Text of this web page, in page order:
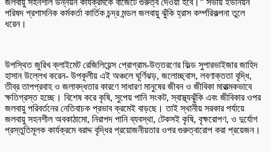
পরিষদ প্রশাসনিক কর্মকর্তা কার্তিক চন্দ্র মন্ডল জলবায়ু ঝুঁকি হ্রাস কর্ম্পরিকল্পনা তুলে
ধরেন।
উপস্থিত জুরিখ ক্লাইমেট রেজিলিয়েন্স প্রোগ্রাম-উত্তরণের ফিল্ড সুপারভাইজার জাহিদ
হাসান উল্লেখ করেন- উপকূলীয় এই অঞ্চলে ঘূর্ণিঝড়, জলোচ্ছ্বাস, লবণাক্ততা বৃদ্ধি,
তীব্র তাপপ্রবাহ ও জলাবদ্ধতার কারণে সাধারণ মানুষের জীবন ও জীবিকা মারাত্মকভাবে
ক্ষতিগ্রস্ত হচ্ছে। বিশেষ করে কৃষি, সুপেয় পানি সংকট, স্বাস্থ্যঝুঁকি এবং জীবিকার ওপর
জলবায়ু পরিবর্তনের নেতিবাচক প্রভাব ক্রমেই বাড়ছে। তাই স্থানীয় সরকার পর্যায়ে
জলবায়ু সহনশীল অবকাঠামো, নিরাপদ পানি ব্যবস্থা, টেকসই কৃষি, বৃক্ষরোপণ, ও দুর্যোগ
প্রস্তুতিমূলক কার্যক্রমে বরাদ্দ বৃদ্ধির প্রয়োজনীয়তার ওপর গুরুত্বারোপ করা প্রয়েজন।